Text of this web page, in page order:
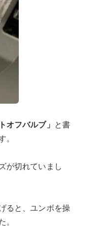
オフバルブ」 と書
が切れていまし
ると、ユンボを操